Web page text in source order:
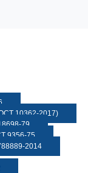
10362-2017)
79
9356-75
2014